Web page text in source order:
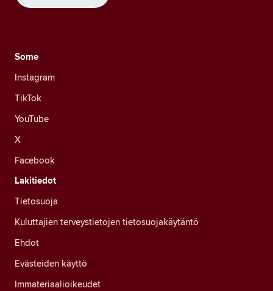
Some
Instagram
TikTok
YouTube
X
Facebook
Lakitiedot
Tietosuoja
Kuluttajien terveystietojen tietosuojakäytäntö
Ehdot
Evästeiden käyttö
Immateriaalioikeudet